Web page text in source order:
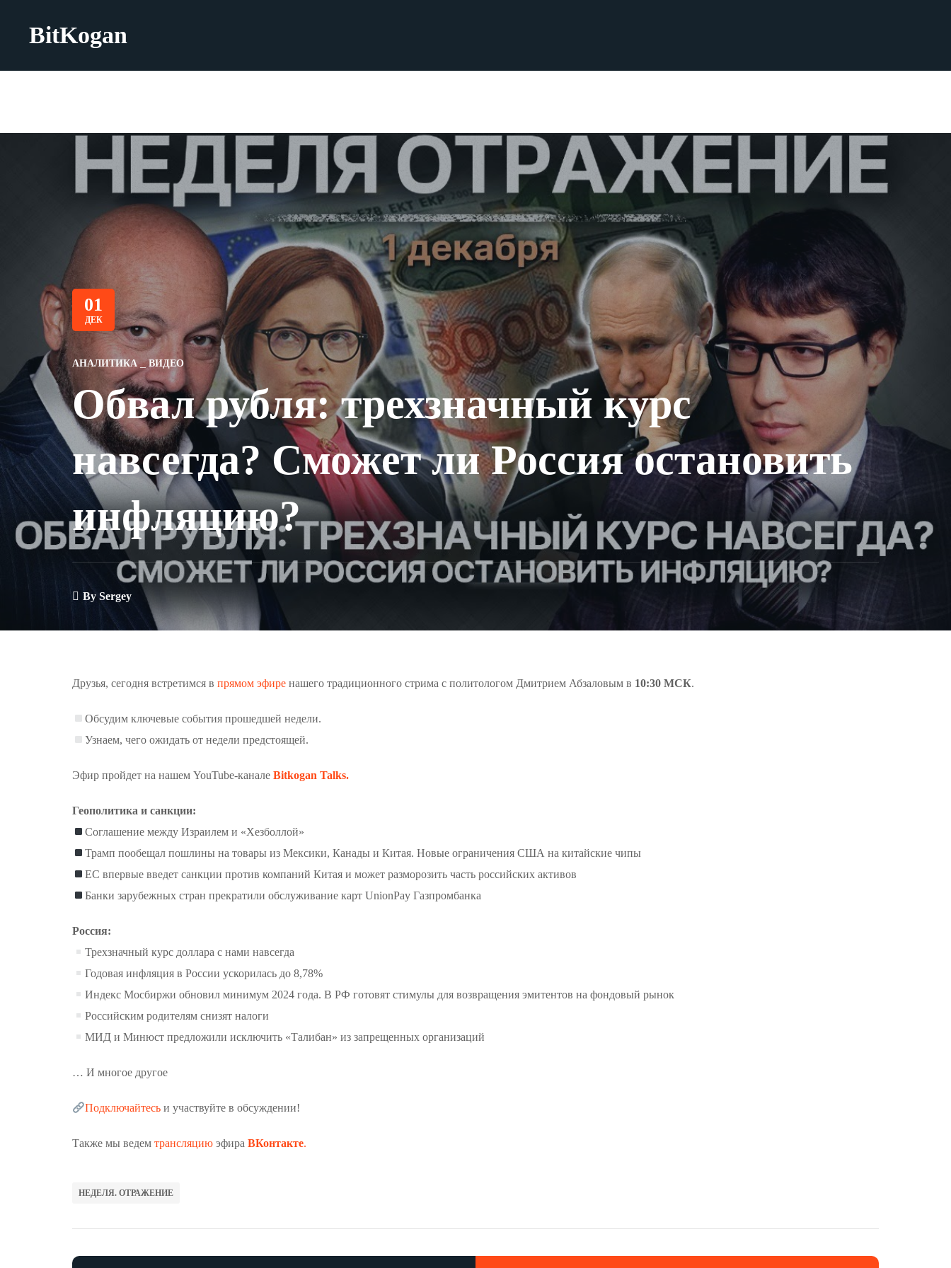
BitKogan
01
ДЕК
АНАЛИТИКА ВИДЕО
Обвал рубля: трехзначный курс
навсегда? Сможет ли Россия остановить
инфляцию?
By Sergey
Друзья, сегодня встретимся в прямом эфире нашего традиционного стрима с политологом Дмитрием Абзаловым в 10:30 МСК.
Обсудим ключевые события прошедшей недели.
Узнаем, чего ожидать от недели предстоящей.
Эфир пройдет на нашем YouTube-канале Bitkogan Talks.
Геополитика и санкции:
Соглашение между Израилем и «Хезболлой»
Трамп пообещал пошлины на товары из Мексики, Канады и Китая. Новые ограничения США на китайские чипы
ЕС впервые введет санкции против компаний Китая и может разморозить часть российских активов
Банки зарубежных стран прекратили обслуживание карт UnionPay Газпромбанка
Россия:
Трехзначный курс доллара с нами навсегда
Годовая инфляция в России ускорилась до 8,78%
Индекс Мосбиржи обновил минимум 2024 года. В РФ готовят стимулы для возвращения эмитентов на фондовый рынок
Российским родителям снизят налоги
МИД и Минюст предложили исключить «Талибан» из запрещенных организаций
… И многое другое
Подключайтесь и участвуйте в обсуждении!
Также мы ведем трансляцию эфира ВКонтакте.
НЕДЕЛЯ. ОТРАЖЕНИЕ